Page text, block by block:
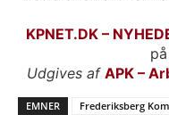
KPNET.DK –
på
Udgives af APK –
EMNER Frederiksberg